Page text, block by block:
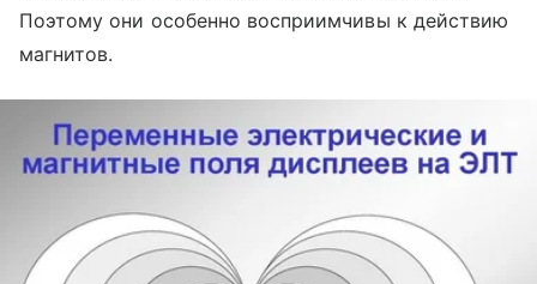
Поэтому они особенно восприимчивы к действию
магнитов.